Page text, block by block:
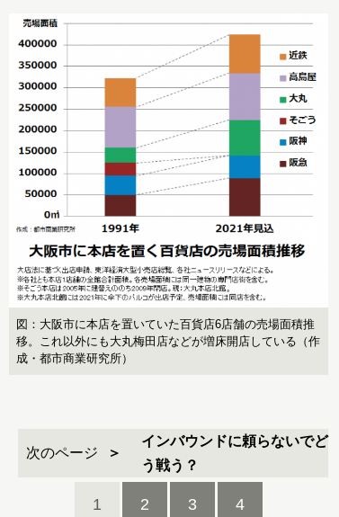
図：大阪市に本店を置いていた百貨店6店舗の売場面積推
移。これ以外にも大丸梅田店などが増床開店している（作
成・都市商業研究所）
次のページ
インバウンドに頼らないでど
う戦う？
1 2 3 4